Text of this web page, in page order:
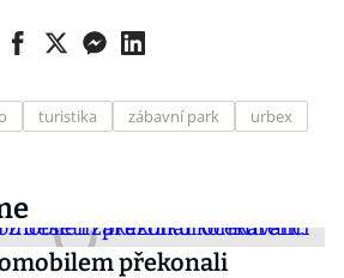
turistika zábavní park urbex
překonali